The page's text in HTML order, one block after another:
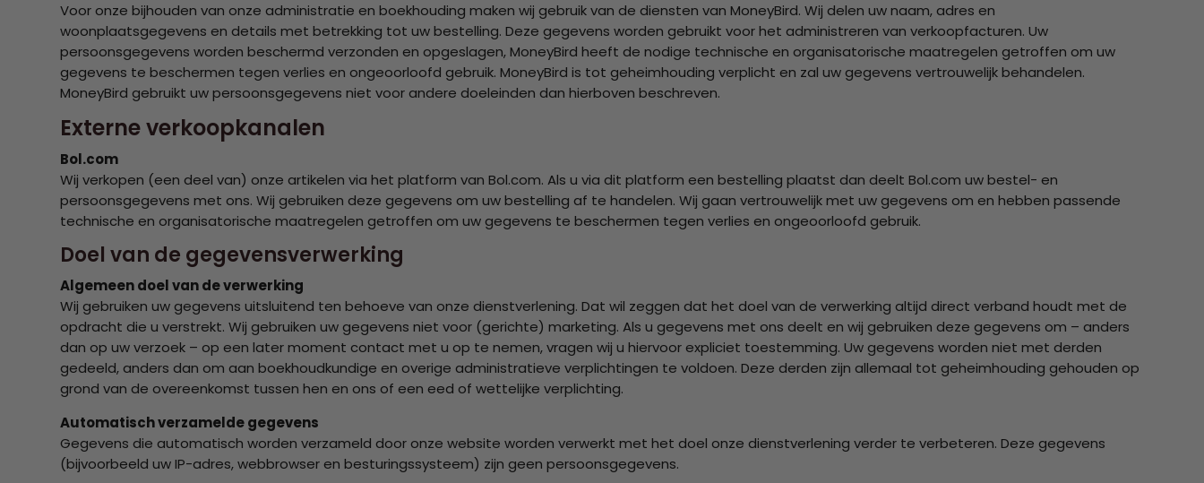
Voor onze bijhouden van onze administratie en boekhouding maken wij gebruik van de diensten van MoneyBird. Wij delen uw naam, adres en
woonplaatsgegevens en details met betrekking tot uw bestelling. Deze gegevens worden gebruikt voor het administreren van verkoopfacturen. Uw
persoonsgegevens worden beschermd verzonden en opgeslagen, MoneyBird heeft de nodige technische en organisatorische maatregelen getroffen om uw
gegevens te beschermen tegen verlies en ongeoorloofd gebruik. MoneyBird is tot geheimhouding verplicht en zal uw gegevens vertrouwelijk behandelen.
MoneyBird gebruikt uw persoonsgegevens niet voor andere doeleinden dan hierboven beschreven.
Externe verkoopkanalen
Bol.com
Wij verkopen (een deel van) onze artikelen via het platform van Bol.com. Als u via dit platform een bestelling plaatst dan deelt Bol.com uw bestel- en
persoonsgegevens met ons. Wij gebruiken deze gegevens om uw bestelling af te handelen. Wij gaan vertrouwelijk met uw gegevens om en hebben passende
technische en organisatorische maatregelen getroffen om uw gegevens te beschermen tegen verlies en ongeoorloofd gebruik.
Doel van de gegevensverwerking
Algemeen doel van de verwerking
Wij gebruiken uw gegevens uitsluitend ten behoeve van onze dienstverlening. Dat wil zeggen dat het doel van de verwerking altijd direct verband houdt met de
opdracht die u verstrekt. Wij gebruiken uw gegevens niet voor (gerichte) marketing. Als u gegevens met ons deelt en wij gebruiken deze gegevens om – anders
dan op uw verzoek – op een later moment contact met u op te nemen, vragen wij u hiervoor expliciet toestemming. Uw gegevens worden niet met derden
gedeeld, anders dan om aan boekhoudkundige en overige administratieve verplichtingen te voldoen. Deze derden zijn allemaal tot geheimhouding gehouden op
grond van de overeenkomst tussen hen en ons of een eed of wettelijke verplichting.
Automatisch verzamelde gegevens
Gegevens die automatisch worden verzameld door onze website worden verwerkt met het doel onze dienstverlening verder te verbeteren. Deze gegevens
(bijvoorbeeld uw IP-adres, webbrowser en besturingssysteem) zijn geen persoonsgegevens.